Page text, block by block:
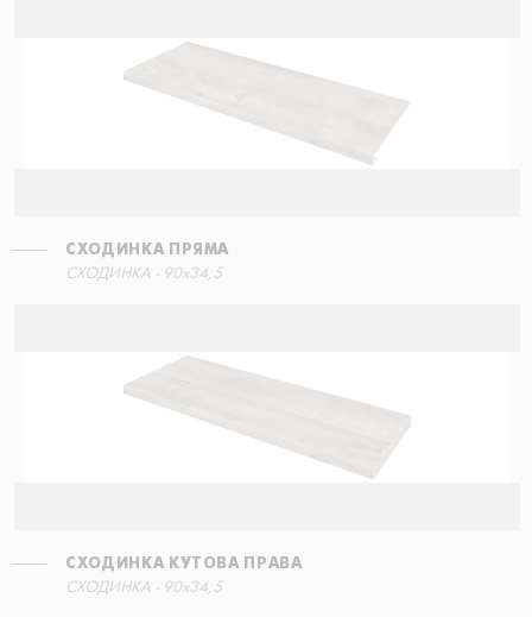
СХОДИНКА ПРЯМА
СХОДИНКА - 90x34,5
СХОДИНКА КУТОВА ПРАВА
СХОДИНКА - 90x34,5